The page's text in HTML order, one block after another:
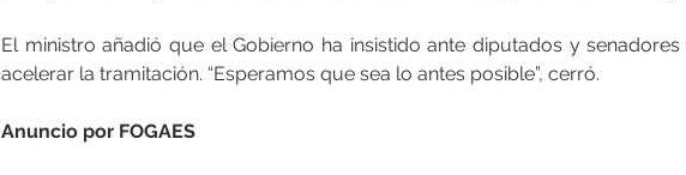
El ministro añadió que el Gobierno ha insistido ante diputados y
acelerar la tramitación. “Esperamos que sea lo antes posible”, cerró.
Anuncio por FOGAES